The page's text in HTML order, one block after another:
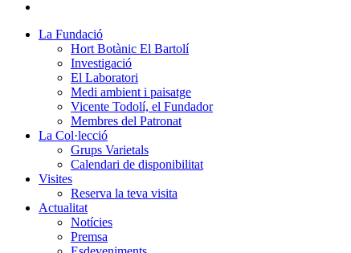
La Fundació
Hort Botànic El Bartolí
Investigació
El Laboratori
Medi ambient i paisatge
Vicente Todolí, el Fundador
Membres del Patronat
La Col·lecció
Grups Varietals
Calendari de disponibilitat
Visites
Reserva la teva visita
Actualitat
Notícies
Premsa